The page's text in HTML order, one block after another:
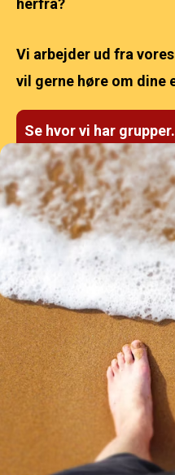
herfra?
Vi arbejder ud fra
vil gerne høre om dine
Se hvor vi har